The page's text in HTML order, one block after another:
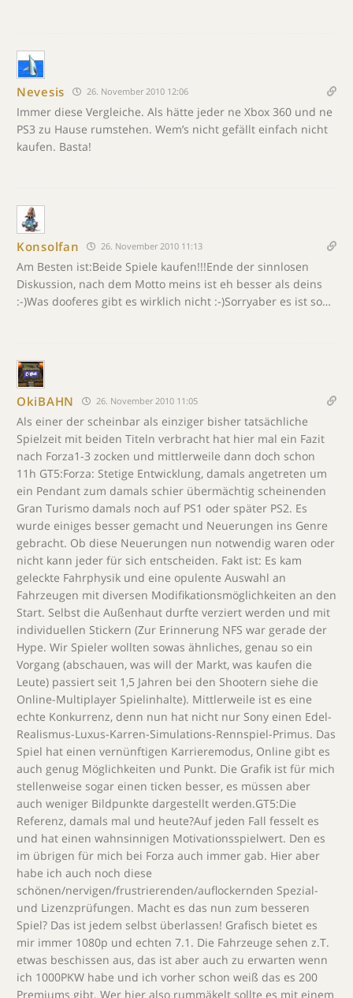
Nevesis 26. November 2010 12:06
Immer diese Vergleiche. Als hätte jeder ne Xbox 360 und ne
PS3 zu Hause rumstehen. Wem’s nicht gefällt einfach nicht
kaufen. Basta!
Konsolfan 26. November 2010 11:13
Am Besten ist:Beide Spiele kaufen!!!Ende der sinnlosen
Diskussion, nach dem Motto meins ist eh besser als deins
:-)Was dooferes gibt es wirklich nicht :-)Sorryaber es ist so…
OkiBAHN 26. November 2010 11:05
Als einer der scheinbar als einziger bisher tatsächliche
Spielzeit mit beiden Titeln verbracht hat hier mal ein Fazit
nach Forza1-3 zocken und mittlerweile dann doch schon
11h GT5:Forza: Stetige Entwicklung, damals angetreten um
ein Pendant zum damals schier übermächtig scheinenden
Gran Turismo damals noch auf PS1 oder später PS2. Es
wurde einiges besser gemacht und Neuerungen ins Genre
gebracht. Ob diese Neuerungen nun notwendig waren oder
nicht kann jeder für sich entscheiden. Fakt ist: Es kam
geleckte Fahrphysik und eine opulente Auswahl an
Fahrzeugen mit diversen Modifikationsmöglichkeiten an den
Start. Selbst die Außenhaut durfte verziert werden und mit
individuellen Stickern (Zur Erinnerung NFS war gerade der
Hype. Wir Spieler wollten sowas ähnliches, genau so ein
Vorgang (abschauen, was will der Markt, was kaufen die
Leute) passiert seit 1,5 Jahren bei den Shootern siehe die
Online-Multiplayer Spielinhalte). Mittlerweile ist es eine
echte Konkurrenz, denn nun hat nicht nur Sony einen Edel-
Realismus-Luxus-Karren-Simulations-Rennspiel-Primus. Das
Spiel hat einen vernünftigen Karrieremodus, Online gibt es
auch genug Möglichkeiten und Punkt. Die Grafik ist für mich
stellenweise sogar einen ticken besser, es müssen aber
auch weniger Bildpunkte dargestellt werden.GT5:Die
Referenz, damals mal und heute?Auf jeden Fall fesselt es
und hat einen wahnsinnigen Motivationsspielwert. Den es
im übrigen für mich bei Forza auch immer gab. Hier aber
habe ich auch noch diese
schönen/nervigen/frustrierenden/auflockernden Spezial-
und Lizenzprüfungen. Macht es das nun zum besseren
Spiel? Das ist jedem selbst überlassen! Grafisch bietet es
mir immer 1080p und echten 7.1. Die Fahrzeuge sehen z.T.
etwas beschissen aus, das ist aber auch zu erwarten wenn
ich 1000PKW habe und ich vorher schon weiß das es 200
Premiums gibt. Wer hier also rummäkelt sollte es mit einem